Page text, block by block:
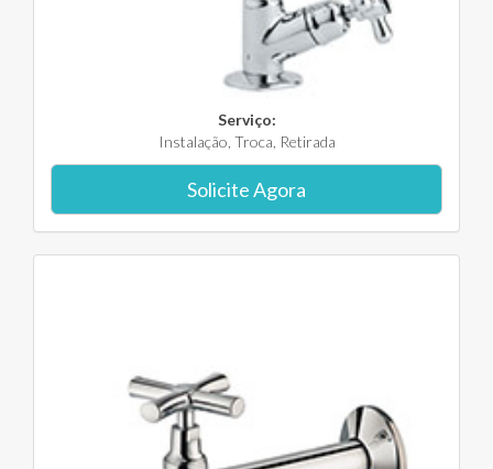
Serviço:
Instalação, Troca, Retirada
Solicite Agora